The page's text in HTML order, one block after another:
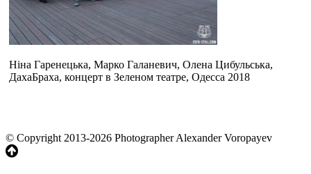
Ніна Гаренецька, Марко Галаневич, Олена Цибульська,
ДахаБраха, концерт в Зеленом театре, Одесса 2018
© Copyright 2013-2026 Photographer Alexander Voropayev